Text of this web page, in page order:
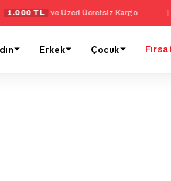
1.000 TL ve Üzeri Ücretsiz Kargo
Erkek Çocuk